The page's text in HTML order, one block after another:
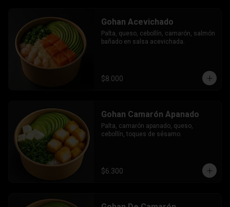
Gohan Acevichado
Palta, queso, cebollín, camarón, salmón
bañado en salsa acevichada.
$8.000
Gohan Camarón Apanado
Palta, camarón apanado, queso,
cebollín, toques de sésamo.
$6.300